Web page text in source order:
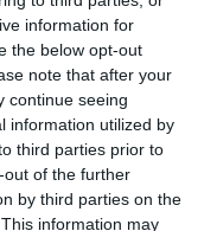
information for
the below opt-out
note that after your
continue seeing
information utilized by
third parties prior to
of the further
by third parties on the
information may